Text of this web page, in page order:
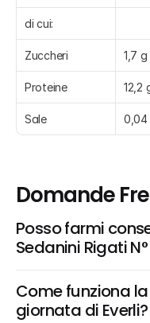
di cui:
Zuccheri 1,7 g
Proteine 12,2
Sale 0,04
Domande
Posso farmi
Sedanini Rigati
Come funziona
giornata di Everli?